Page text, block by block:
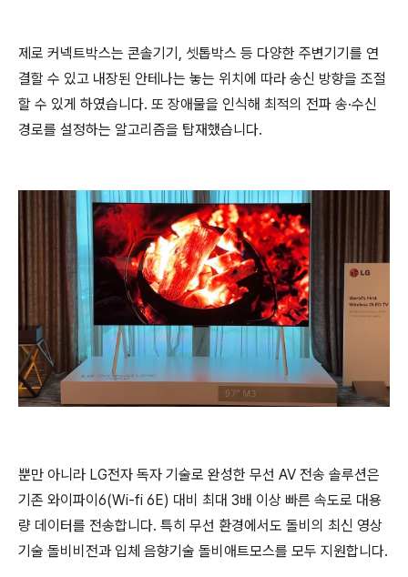
제로 커넥트박스는 콘솔기기, 셋톱박스 등 다양한 주변기기를 연
결할 수 있고 내장된 안테나는 놓는 위치에 따라 송신 방향을 조절
할 수 있게 하였습니다. 또 장애물을 인식해 최적의 전파 송·수신
경로를 설정하는 알고리즘을 탑재했습니다.
뿐만 아니라 LG전자 독자 기술로 완성한 무선 AV 전송 솔루션은
기존 와이파이6(Wi-fi 6E) 대비 최대 3배 이상 빠른 속도로 대용
량 데이터를 전송합니다. 특히 무선 환경에서도 돌비의 최신 영상
기술 돌비비전과 입체 음향기술 돌비애트모스를 모두 지원합니다.